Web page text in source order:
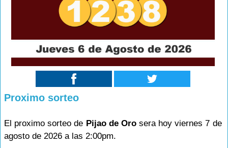
Proximo sorteo
El proximo sorteo de Pijao de Orosera hoy viernes 7 de
agosto de 2026 a las 2:00pm.